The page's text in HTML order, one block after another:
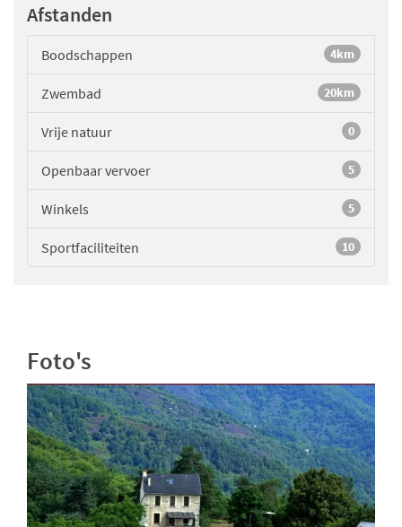
Afstanden
Boodschappen 4km
Zwembad 20km
Vrije natuur 0
Openbaar vervoer 5
Winkels 5
Sportfaciliteiten 10
Foto's